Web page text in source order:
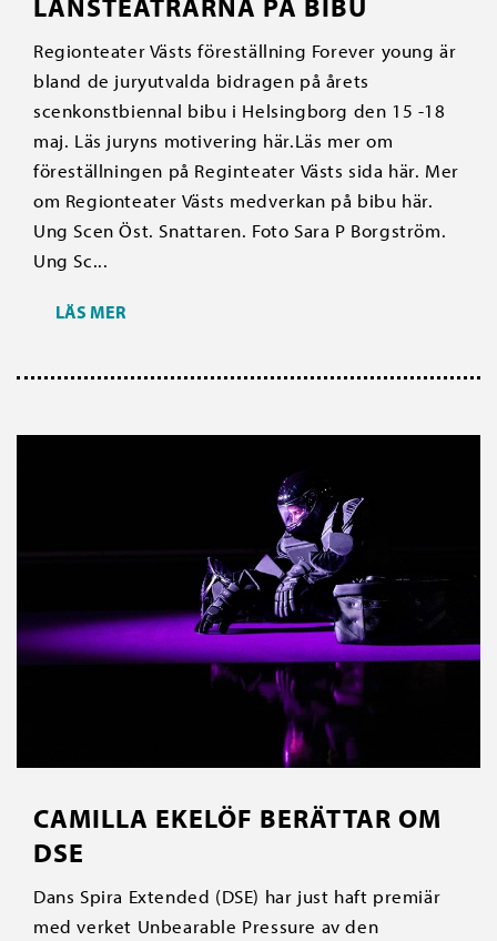
LÄNSTEATRARNA PÅ BIBU
Regionteater Västs föreställning Forever young är
bland de juryutvalda bidragen på årets
scenkonstbiennal bibu i Helsingborg den 15 -18
maj. Läs juryns motivering här.Läs mer om
föreställningen på Reginteater Västs sida här. Mer
om Regionteater Västs medverkan på bibu här.
Ung Scen Öst. Snattaren. Foto Sara P Borgström.
Ung Sc...
LÄS MER
CAMILLA EKELÖF BERÄTTAR OM
DSE
Dans Spira Extended (DSE) har just haft premiär
med verket Unbearable Pressure av den